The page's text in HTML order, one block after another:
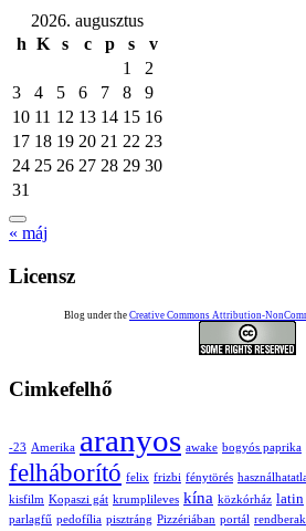
2026. augusztus
h K s c p s
v
1
2
3
4 5 6 7 8
9
10 11 12 13 14 15 16
17 18 19 20 21 22 23
24 25 26 27 28 29 30
31
« máj
Licensz
Blog under the Creative Commons Attribution-
Cimkefelhő
-23 Amerika aranyos awake bogyós paprika
felháborító felix frizbi fénytörés
kisfilm Kopaszi gát krumplileves kína közkórház latin
parlagfű pedofília pisztráng Pizzériában portál